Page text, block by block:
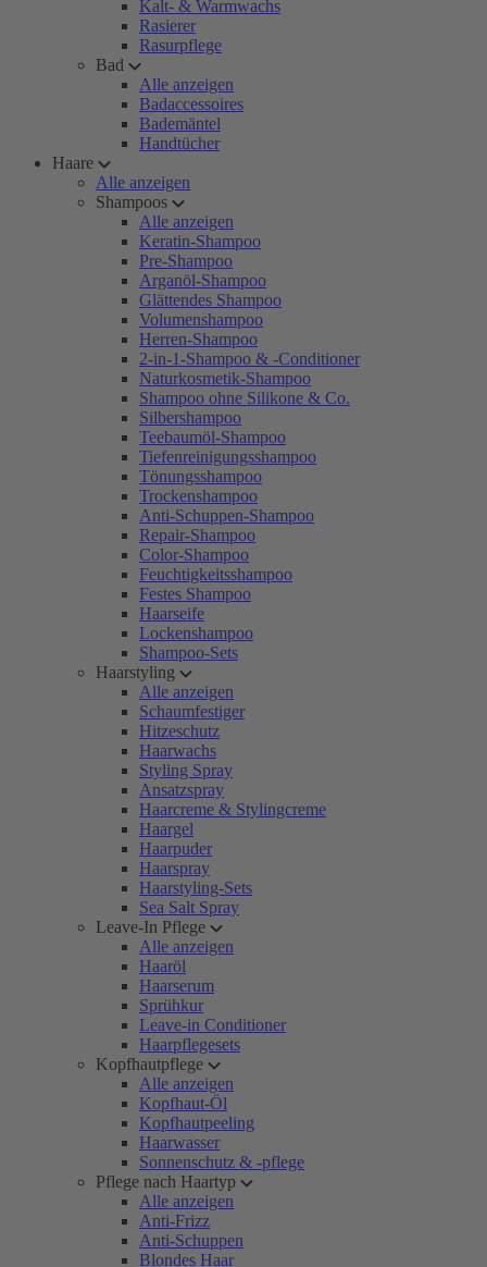
Kalt- & Warmwachs
Rasierer
Rasurpflege
Bad
Alle anzeigen
Badaccessoires
Bademäntel
Handtücher
Haare
Alle anzeigen
Shampoos
Alle anzeigen
Keratin-Shampoo
Pre-Shampoo
Arganöl-Shampoo
Glättendes Shampoo
Volumenshampoo
Herren-Shampoo
2-in-1-Shampoo & -Conditioner
Naturkosmetik-Shampoo
Shampoo ohne Silikone & Co.
Silbershampoo
Teebaumöl-Shampoo
Tiefenreinigungsshampoo
Tönungsshampoo
Trockenshampoo
Anti-Schuppen-Shampoo
Repair-Shampoo
Color-Shampoo
Feuchtigkeitsshampoo
Festes Shampoo
Haarseife
Lockenshampoo
Shampoo-Sets
Haarstyling
Alle anzeigen
Schaumfestiger
Hitzeschutz
Haarwachs
Styling Spray
Ansatzspray
Haarcreme & Stylingcreme
Haargel
Haarpuder
Haarspray
Haarstyling-Sets
Sea Salt Spray
Leave-In Pflege
Alle anzeigen
Haaröl
Haarserum
Sprühkur
Leave-in Conditioner
Haarpflegesets
Kopfhautpflege
Alle anzeigen
Kopfhaut-Öl
Kopfhautpeeling
Haarwasser
Sonnenschutz & -pflege
Pflege nach Haartyp
Alle anzeigen
Anti-Frizz
Anti-Schuppen
Blondes Haar